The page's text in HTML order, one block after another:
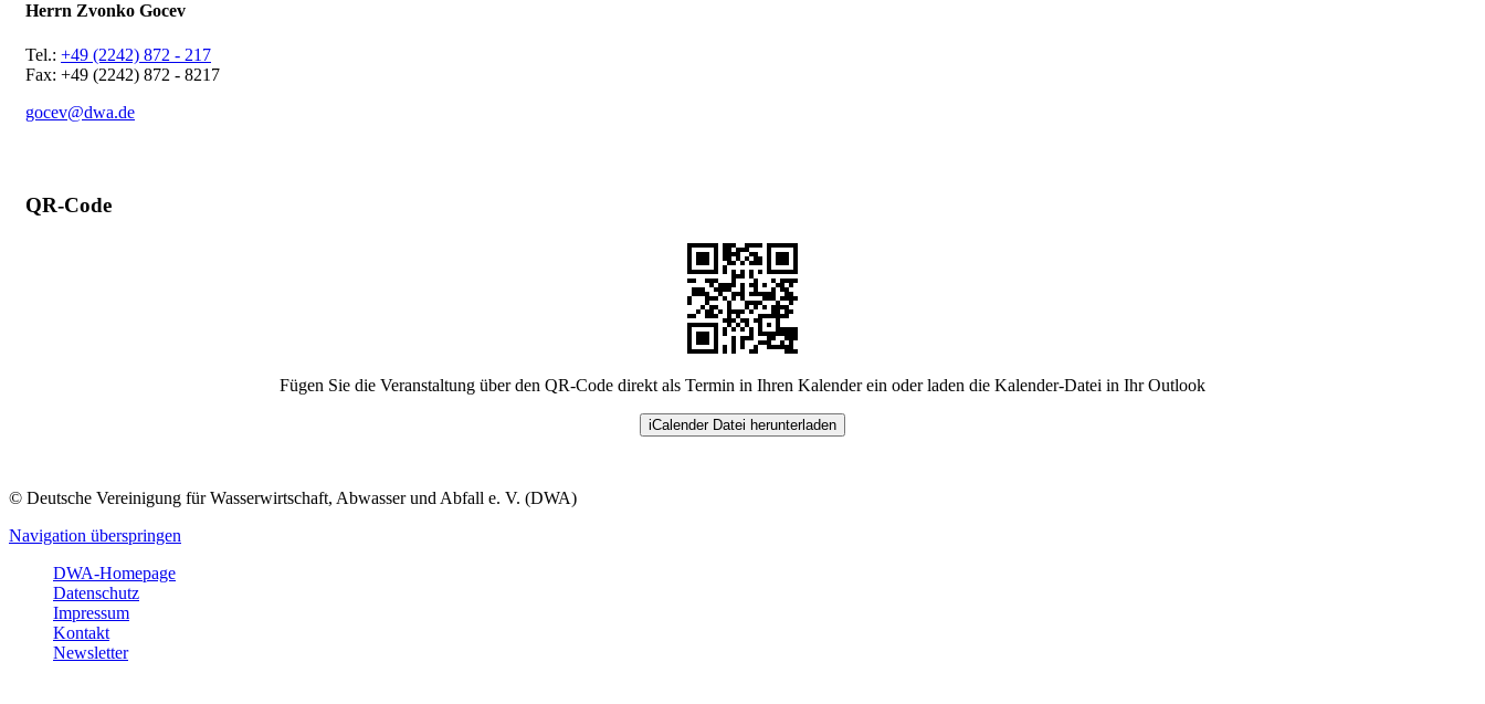
Herrn Zvonko Gocev
Tel.: +49 (2242) 872 - 217
Fax: +49 (2242) 872 - 8217
gocev@dwa.de
QR-Code
Fügen Sie die Veranstaltung über den QR-Code direkt als Termin in Ihren Kalender ein oder laden die Kalender-Datei in Ihr Outlook
iCalender Datei herunterladen
© Deutsche Vereinigung für Wasserwirtschaft, Abwasser und Abfall e. V. (DWA)
Navigation überspringen
DWA-Homepage
Datenschutz
Impressum
Kontakt
Newsletter